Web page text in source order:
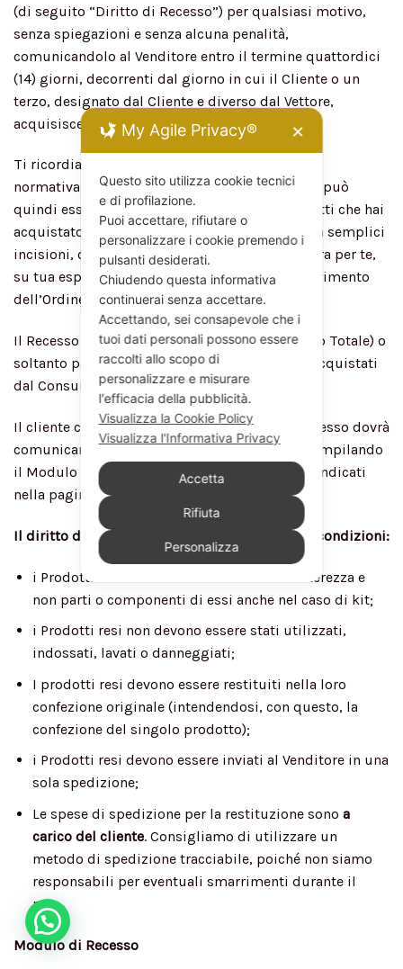
(di seguito “Diritto di Recesso”) per qualsiasi motivo,
senza spiegazioni e senza alcuna penalità,
comunicandolo al Venditore entro il termine quattordici
(14) giorni, decorrenti dal giorno in cui il Cliente o un
terzo, designato dal Cliente e diverso dal Vettore,
acquisisce il possesso fisico dei beni.
Ti ricordiamo che, come previsto dalla vigente
normativa, il diritto di Recesso è escluso e non può
quindi essere esercitato nel caso in cui i prodotti che hai
acquistato siano stati personalizzati, anche con semplici
incisioni, oppure siano stati realizzati su misura per te,
su tua esplicita richiesta al momento dell’inserimento
dell’Ordine.
Il Recesso potrà avere ad oggetto tutti (Recesso Totale) o
soltanto parte (Recesso Parziale) dei Prodotti acquistati
dal Consumatore.
Il cliente che intende esercitare il diritto di Recesso dovrà
comunicarlo tramite dichiarazione esplicita compilando
il Modulo di recesso ed inviandolo ai Contatti indicati
nella pagina “Reso”.
Il diritto di recesso è sottoposto alle seguenti condizioni:
i Prodotti resi vanno restituiti nella loro interezza e
non parti o componenti di essi anche nel caso di kit;
i Prodotti resi non devono essere stati utilizzati,
indossati, lavati o danneggiati;
I prodotti resi devono essere restituiti nella loro
confezione originale (intendendosi, con questo, la
confezione del singolo prodotto);
i Prodotti resi devono essere inviati al Venditore in una
sola spedizione;
Le spese di spedizione per la restituzione sono a
carico del cliente. Consigliamo di utilizzare un
metodo di spedizione tracciabile, poiché non siamo
responsabili per eventuali smarrimenti durante il
reso.
Modulo di Recesso
My Agile Privacy® ✕
Questo sito utilizza cookie tecnici
e di profilazione.
Puoi accettare, rifiutare o
personalizzare i cookie premendo i
pulsanti desiderati.
Chiudendo questa informativa
continuerai senza accettare.
Accettando, sei consapevole che i
tuoi dati personali possono essere
raccolti allo scopo di
personalizzare e misurare
l'efficacia della pubblicità.
Visualizza la Cookie Policy
Visualizza l'Informativa Privacy
Accetta
Rifiuta
Personalizza